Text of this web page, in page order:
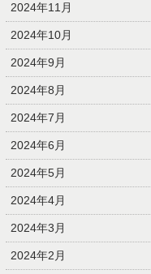
2024年11月
2024年10月
2024年9月
2024年8月
2024年7月
2024年6月
2024年5月
2024年4月
2024年3月
2024年2月